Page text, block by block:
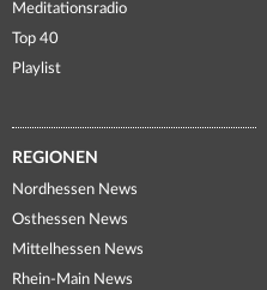
Meditationsradio
Top 40
Playlist
REGIONEN
Nordhessen News
Osthessen News
Mittelhessen News
Rhein-Main News